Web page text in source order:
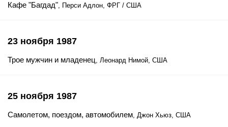
Кафе "Багдад", Перси Адлон, ФРГ / США
23 ноября 1987
Трое мужчин и младенец, Леонард Нимой, США
25 ноября 1987
Самолетом, поездом, автомобилем, Джон Хьюз, США